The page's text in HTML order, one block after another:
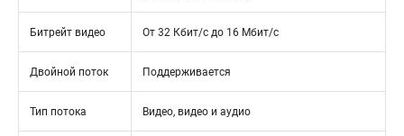
Битрейт видео От 32 Кбит/с до 16 Мбит/с
Двойной поток Поддерживается
Тип потока Видео, видео и аудио